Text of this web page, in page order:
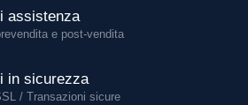
assistenza
e post-vendita
in sicurezza
/ Transazioni sicure